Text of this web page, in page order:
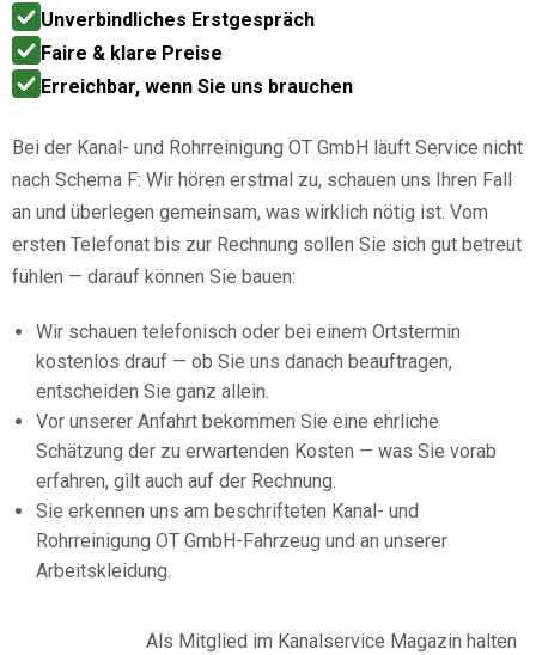
Unverbindliches Erstgespräch
Faire & klare Preise
Erreichbar, wenn Sie uns brauchen
Bei der Kanal- und Rohrreinigung OT GmbH läuft Service nicht
nach Schema F: Wir hören erstmal zu, schauen uns Ihren Fall
an und überlegen gemeinsam, was wirklich nötig ist. Vom
ersten Telefonat bis zur Rechnung sollen Sie sich gut betreut
fühlen — darauf können Sie bauen:
Wir schauen telefonisch oder bei einem Ortstermin
kostenlos drauf — ob Sie uns danach beauftragen,
entscheiden Sie ganz allein.
Vor unserer Anfahrt bekommen Sie eine ehrliche
Schätzung der zu erwartenden Kosten — was Sie vorab
erfahren, gilt auch auf der Rechnung.
Sie erkennen uns am beschrifteten Kanal- und
Rohrreinigung OT GmbH-Fahrzeug und an unserer
Arbeitskleidung.
Als Mitglied im Kanalservice Magazin halten